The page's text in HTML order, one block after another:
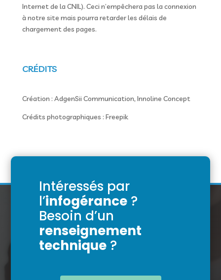
Internet de la CNIL). Ceci n’empêchera pas la connexion
à notre site mais pourra retarder les délais de
chargement des pages.
CRÉDITS
Création : AdgenSii Communication, Innoline Concept
Crédits photographiques : Freepik
Intéressés par
l’infogérance ?
Besoin d’un
renseignement
technique ?